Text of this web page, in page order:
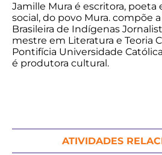
Jamille Mura é escritora, poeta
social, do povo Mura. compõe
Brasileira de Indígenas
mestre em Literatura e Teoria
Pontifícia Universidade
é produtora cultural.
ATIVIDADES